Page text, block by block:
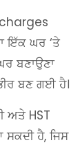
ਇੱਕ ਘਰ ‘ਤੇ
ਬਣਾਉਣਾ
ਬਣ ਗਈ ਹੈ।
ਅਤੇ HST
ਸਕਦੀ ਹੈ, ਜਿਸ